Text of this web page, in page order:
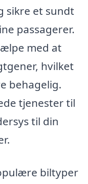
sikre et sundt
passagerer.
med at
hvilket
behagelig.
tjenester til
til din
biltyper